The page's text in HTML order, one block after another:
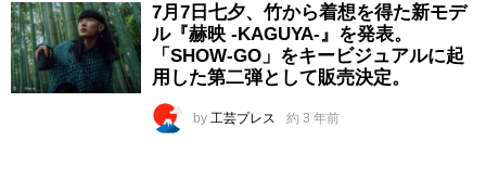
7月7日七夕、竹から着想を得た新モデ
ル『赫映 -KAGUYA-』を発表。
「SHOW-GO」をキービジュアルに起
用した第二弾として販売決定。
by 工芸プレス 約 3 年前